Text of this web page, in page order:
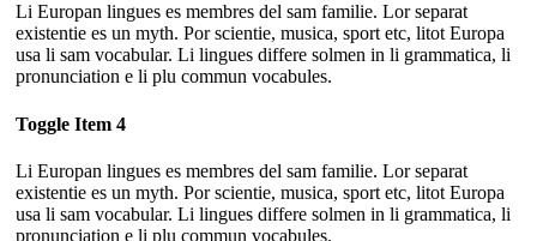
Li Europan lingues es membres del sam familie. Lor separat
existentie es un myth. Por scientie, musica, sport etc, litot Europa
usa li sam vocabular. Li lingues differe solmen in li grammatica, li
pronunciation e li plu commun vocabules.
Toggle Item 4
Li Europan lingues es membres del sam familie. Lor separat
existentie es un myth. Por scientie, musica, sport etc, litot Europa
usa li sam vocabular. Li lingues differe solmen in li grammatica, li
pronunciation e li plu commun vocabules.